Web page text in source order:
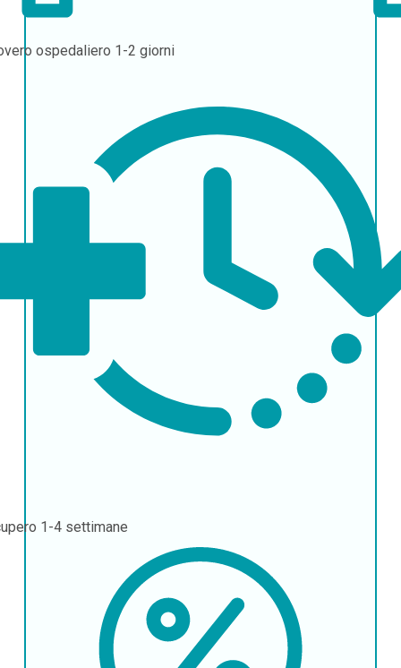
ospedaliero 1-2 giorni
1-4 settimane